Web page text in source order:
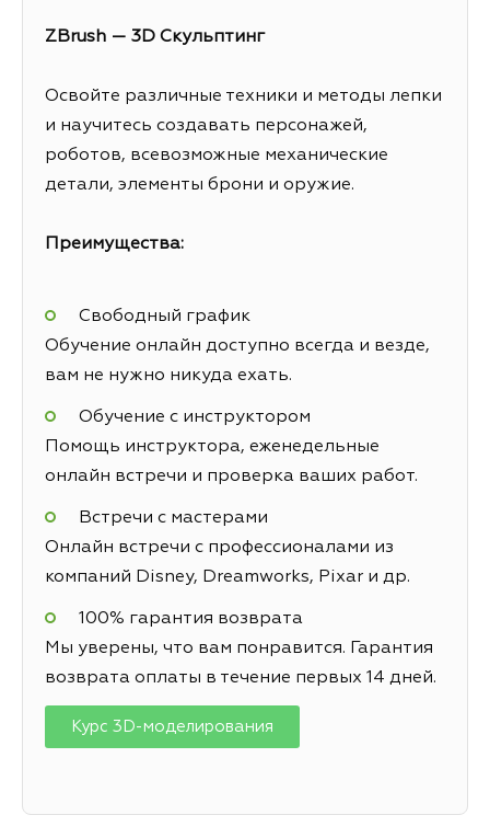
ZBrush — 3D Скульптинг
Освойте различные техники и методы лепки
и научитесь создавать персонажей,
роботов, всевозможные механические
детали, элементы брони и оружие.
Преимущества:
Свободный график
Обучение онлайн доступно всегда и везде,
вам не нужно никуда ехать.
Обучение с инструктором
Помощь инструктора, еженедельные
онлайн встречи и проверка ваших работ.
Встречи с мастерами
Онлайн встречи с профессионалами из
компаний Disney, Dreamworks, Pixar и др.
100% гарантия возврата
Мы уверены, что вам понравится. Гарантия
возврата оплаты в течение первых 14 дней.
Курс 3D-моделирования